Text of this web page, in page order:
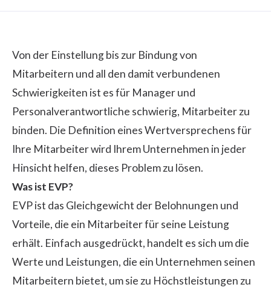
Von der Einstellung bis zur Bindung von
Mitarbeitern und all den damit verbundenen
Schwierigkeiten ist es für Manager und
Personalverantwortliche schwierig, Mitarbeiter zu
binden. Die Definition eines Wertversprechens für
Ihre Mitarbeiter wird Ihrem Unternehmen in jeder
Hinsicht helfen, dieses Problem zu lösen.
Was ist EVP?
EVP ist das Gleichgewicht der Belohnungen und
Vorteile, die ein Mitarbeiter für seine Leistung
erhält. Einfach ausgedrückt, handelt es sich um die
Werte und Leistungen, die ein Unternehmen seinen
Mitarbeitern bietet, um sie zu Höchstleistungen zu